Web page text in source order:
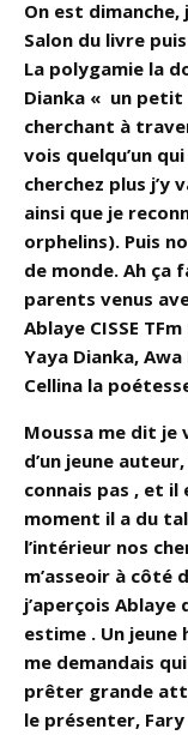
On est dimanche,
Salon du livre
La polygamie la
Dianka « un petit
cherchant à
vois quelqu’un
cherchez plus j’y
ainsi que je
orphelins). Puis
de monde. Ah ça
parents venus
Ablaye CISSE
Yaya Dianka,
Cellina la
Moussa me dit je
d’un jeune
connais pas , et il
moment il a du
l’intérieur nos
m’asseoir à côté
j’aperçois
estime . Un
me demandais
prêter grande
le présenter,